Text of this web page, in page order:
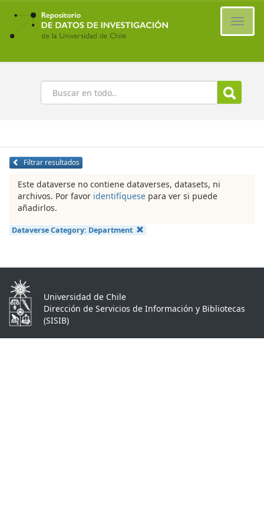
Ir
contenido
principal
Buscar
Filtrar resultados
Este dataverse no contiene dataverses, datasets, ni
archivos. Por favor identifíquese para ver si puede
añadirlos.
Dataverse Category: Department
Universidad de Chile
Dirección de Servicios de Información y Bibliotecas
(SISIB)